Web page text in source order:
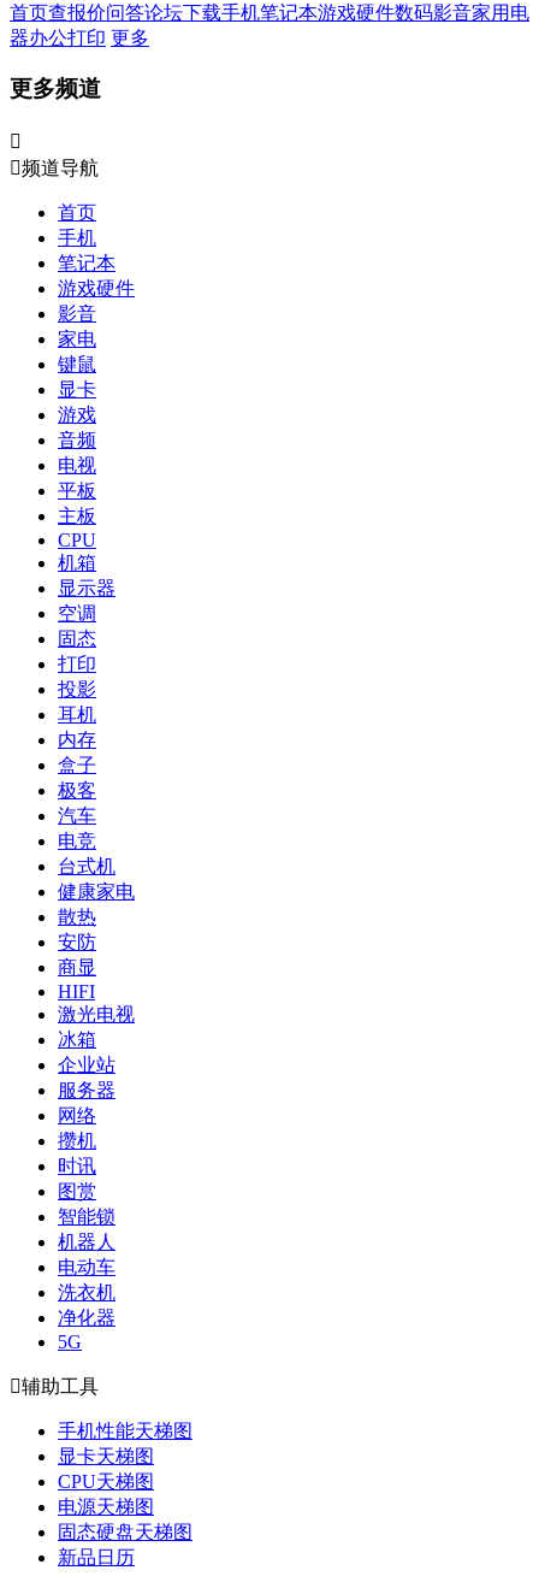
首页查报价问答论坛下载手机笔记本游戏硬件数码影音家用电
器办公打印 更多
更多频道

频道导航
首页
手机
笔记本
游戏硬件
影音
家电
键鼠
显卡
游戏
音频
电视
平板
主板
CPU
机箱
显示器
空调
固态
打印
投影
耳机
内存
盒子
极客
汽车
电竞
台式机
健康家电
散热
安防
商显
HIFI
激光电视
冰箱
企业站
服务器
网络
攒机
时讯
图赏
智能锁
机器人
电动车
洗衣机
净化器
5G
辅助工具
手机性能天梯图
显卡天梯图
CPU天梯图
电源天梯图
固态硬盘天梯图
新品日历